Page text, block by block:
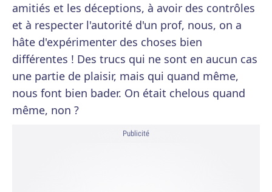
amitiés et les déceptions, à avoir des contrôles
et à respecter l'autorité d'un prof, nous, on a
hâte d'expérimenter des choses bien
différentes ! Des trucs qui ne sont en aucun cas
une partie de plaisir, mais qui quand même,
nous font bien bader. On était chelous quand
même, non ?
Publicité